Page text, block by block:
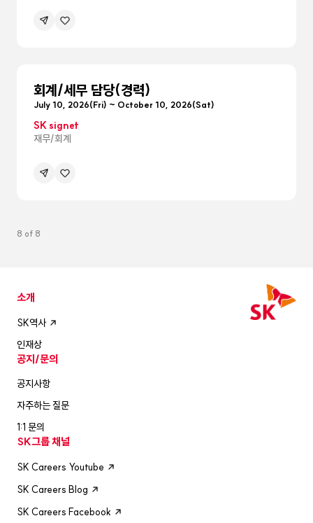
공유하기관심공고등록
회계/세무 담당(경력)
July 10, 2026(Fri) ~ October 10, 2026(Sat)
SK signet
재무/회계
공유하기관심공고등록
8 of 8
소개
SK역사
인재상
공지/문의
공지사항
자주하는 질문
1:1 문의
SK그룹 채널
SK Careers Youtube
SK Careers Blog
SK Careers Facebook